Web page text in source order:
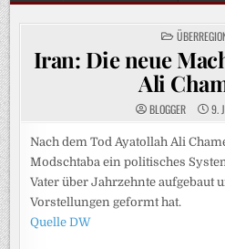
POSTED
IN
Iran: Die neue
Ali
BLOGGER 9.
Nach dem Tod Ayatollah Ali
Modschtaba ein politisches
Vater über Jahrzehnte aufgebaut
Vorstellungen geformt hat.
Quelle DW